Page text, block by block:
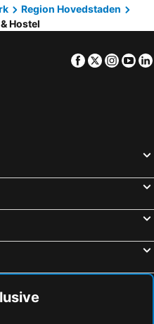
Region Hovedstaden
Hostel
Facebook
Twitter